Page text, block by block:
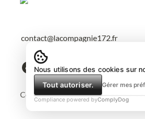
contact@lacompagnie172.fr
Copyright © 2025 La Compagnie 172
Nous utilisons des cookies sur
Tout autoriser.
Gérer mes
Compliance powered byComplyDog